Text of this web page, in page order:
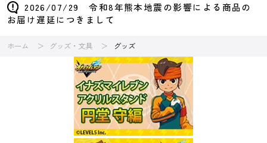
2026/07/29 令和8年熊本地震の影響による商品の
お届け遅延につきまして
ホーム グッズ・文具 グッズ